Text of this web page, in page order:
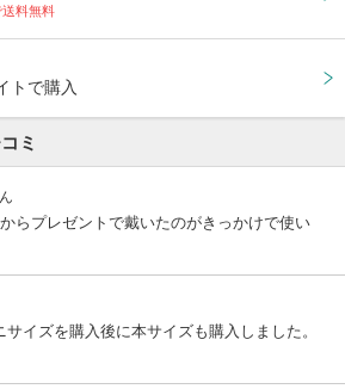
料無料
トで購入
ミ
らプレゼントで戴いたのがきっかけで使い
イズを購入後に本サイズも購入しました。